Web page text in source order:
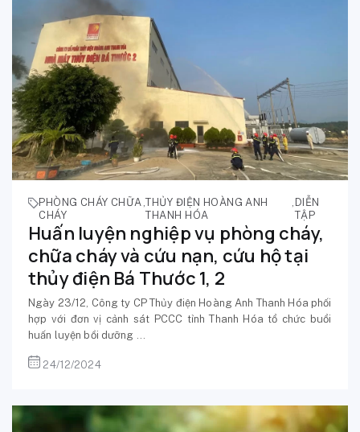
PHÒNG CHÁY CHỮA
CHÁY
,THỦY ĐIỆN HOÀNG ANH
THANH HÓA
, DIỄN
TẬP
Huấn luyện nghiệp vụ phòng cháy,
chữa cháy và cứu nạn, cứu hộ tại
thủy điện Bá Thước 1, 2
Ngày 23/12, Công ty CP Thủy điện Hoàng Anh Thanh Hóa phối
hợp với đơn vị cảnh sát PCCC tỉnh Thanh Hóa tổ chức buổi
huấn luyện bồi dưỡng ...
24/12/2024